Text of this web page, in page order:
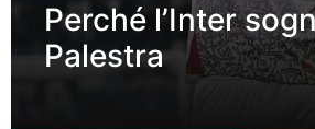
Perché l’Inter
Palestra